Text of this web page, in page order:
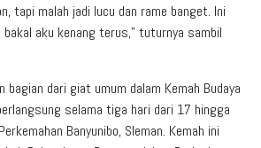
tapi malah jadi lucu dan rame banget. Ini
bakal aku kenang terus,” tuturnya sambil
bagian dari giat umum dalam Kemah Budaya
selama tiga hari dari 17 hingga
Banyunibo, Sleman. Kemah ini